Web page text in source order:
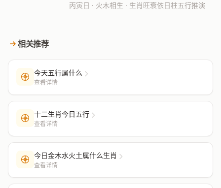
丙寅日 · 火木相生 · 生肖旺衰依日柱五行推演
相关推荐
今天五行属什么
查看详情
十二生肖今日五行
查看详情
今日金木水火土属什么生肖
查看详情